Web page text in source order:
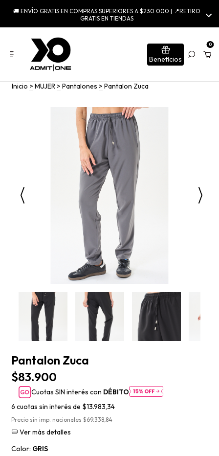
🚚 ENVÍO GRATIS EN COMPRAS SUPERIORES A $230.000 | 📍RETIRO
GRATIS EN TIENDAS
Beneficios
0
Inicio > MUJER > Pantalones > Pantalon Zuca
Pantalon Zuca
$83.900
Cuotas SIN interés con DÉBITO
6 cuotas sin interés de $13.983,34
Precio sin imp. nacionales $69.338,84
Ver más detalles
Color: GRIS